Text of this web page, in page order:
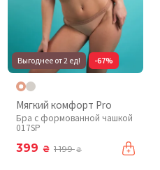
Выгоднее от 2 ед! -67%
Мягкий комфорт Pro
Бра с формованной чашкой
017SP
399 ₴ 1 199₴